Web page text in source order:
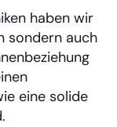
haben wir
sondern auch
eine solide